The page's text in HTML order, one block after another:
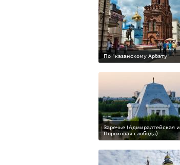
По "казанскому Арбату"
Заречье (Адмиралтейская и
Пороховая слобода)